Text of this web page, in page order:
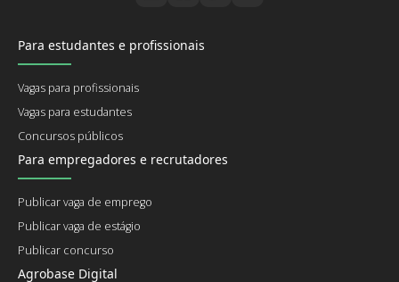
Para estudantes e profissionais
Vagas para profissionais
Vagas para estudantes
Concursos públicos
Para empregadores e recrutadores
Publicar vaga de emprego
Publicar vaga de estágio
Publicar concurso
Agrobase Digital